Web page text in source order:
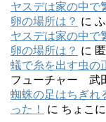
ヤスデは家の中で
卵の場所は？ に
ヤスデは家の中で
卵の場所は？ に
蟻で糸を出す虫の
フューチャー 武
蜘蛛の足はちぎれ
った！
に ちょこに